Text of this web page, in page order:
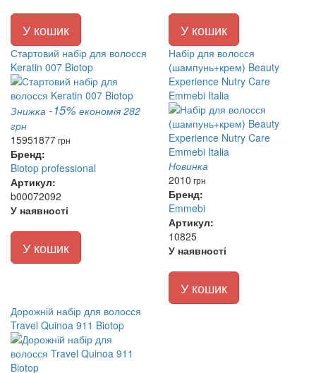
У кошик У кошик
Стартовий набір для волосся
Keratin 007 Biotop
Знижка -15% економія 282
грн
15951877грн
Бренд:
Biotop professional
Артикул:
b00072092
У наявності
У кошик
Набір для волосся
(шампунь+крем) Beauty
Experience Nutry Care
Emmebi Italia
Новинка
2010 грн
Бренд:
Emmebi
Артикул:
10825
У наявності
У кошик
Дорожній набір для волосся
Travel Quinoa 911 Biotop